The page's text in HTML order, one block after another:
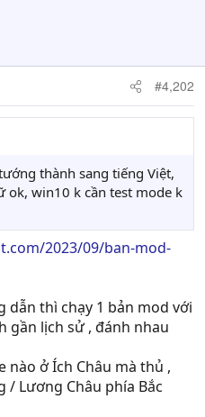
#4,202
thành sang tiếng Việt,
ok, win10 k cần test mode k
2023/09/ban-mod-
thì chạy 1 bản mod với
gần lịch sử , đánh nhau
nào ở Ích Châu mà thủ ,
/ Lương Châu phía Bắc